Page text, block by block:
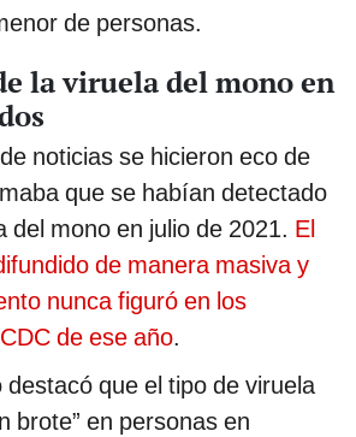
de personas.
la viruela del mono en
noticias se hicieron eco de
que se habían detectado
del mono en julio de 2021. El
de manera masiva y
nunca figuró en los
de ese año.
destacó que el tipo de viruela
brote” en personas en